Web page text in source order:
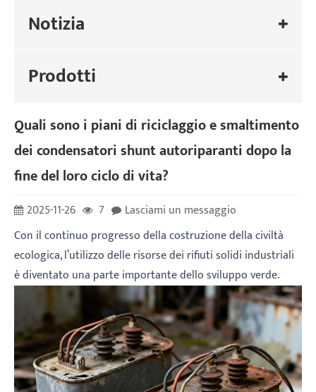
Notizia
Prodotti
Quali sono i piani di riciclaggio e smaltimento
dei condensatori shunt autoriparanti dopo la
fine del loro ciclo di vita?
2025-11-26 7
Lasciami un messaggio
Con il continuo progresso della costruzione della civiltà
ecologica, l’utilizzo delle risorse dei rifiuti solidi industriali
è diventato una parte importante dello sviluppo verde.